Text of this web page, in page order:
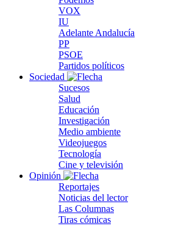
VOX
IU
Adelante Andalucía
PP
PSOE
Partidos políticos
Sociedad
Sucesos
Salud
Educación
Investigación
Medio ambiente
Videojuegos
Tecnología
Cine y televisión
Opinión
Reportajes
Noticias del lector
Las Columnas
Tiras cómicas